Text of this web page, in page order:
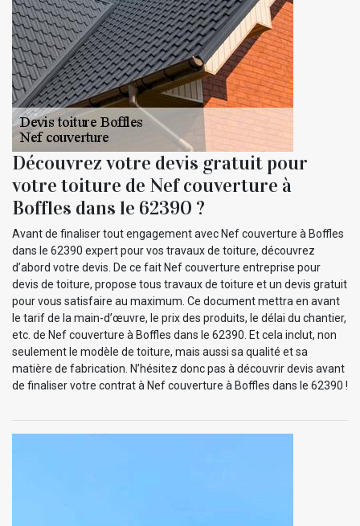
Découvrez votre devis gratuit pour
votre toiture de Nef couverture à
Boffles dans le 62390 ?
Avant de finaliser tout engagement avec Nef couverture à Boffles
dans le 62390 expert pour vos travaux de toiture, découvrez
d’abord votre devis. De ce fait Nef couverture entreprise pour
devis de toiture, propose tous travaux de toiture et un devis gratuit
pour vous satisfaire au maximum. Ce document mettra en avant
le tarif de la main-d’œuvre, le prix des produits, le délai du chantier,
etc. de Nef couverture à Boffles dans le 62390. Et cela inclut, non
seulement le modèle de toiture, mais aussi sa qualité et sa
matière de fabrication. N’hésitez donc pas à découvrir devis avant
de finaliser votre contrat à Nef couverture à Boffles dans le 62390 !